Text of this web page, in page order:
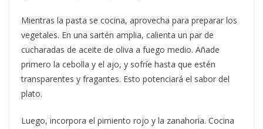
Mientras la pasta se cocina, aprovecha para preparar los
vegetales. En una sartén amplia, calienta un par de
cucharadas de aceite de oliva a fuego medio. Añade
primero la cebolla y el ajo, y sofríe hasta que estén
transparentes y fragantes. Esto potenciará el sabor del
plato.
Luego, incorpora el pimiento rojo y la zanahoria. Cocina